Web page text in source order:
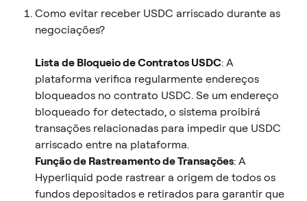
Como evitar receber USDC arriscado durante as
negociações?
Lista de Bloqueio de Contratos USDC: A
plataforma verifica regularmente endereços
bloqueados no contrato USDC. Se um endereço
bloqueado for detectado, o sistema proibirá
transações relacionadas para impedir que USDC
arriscado entre na plataforma.
Função de Rastreamento de Transações: A
Hyperliquid pode rastrear a origem de todos os
fundos depositados e retirados para garantir que